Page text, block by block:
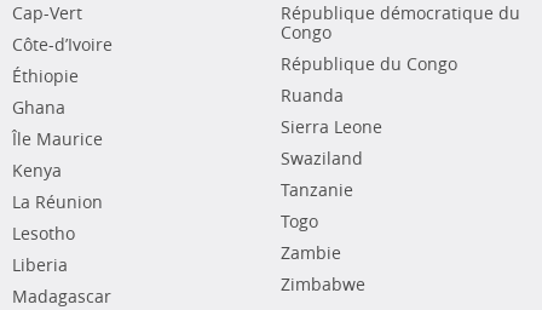
Cap-Vert
Côte-d’Ivoire
Éthiopie
Ghana
Île Maurice
Kenya
La Réunion
Lesotho
Liberia
Madagascar
République démocratique du
Congo
République du Congo
Ruanda
Sierra Leone
Swaziland
Tanzanie
Togo
Zambie
Zimbabwe